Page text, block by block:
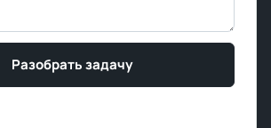
Разобрать задачу